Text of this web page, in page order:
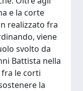
e la corte
realizzato fra
viene
svolto da
Battista nella
le corti
la